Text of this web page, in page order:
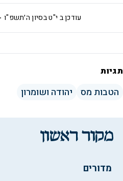
י"ט בסיון ה׳תשפ"ו עודכן ב
תגיות
הטבות מס יהודה ושומרון
מדורים